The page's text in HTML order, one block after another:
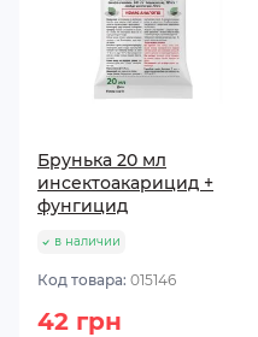
Брунька 20 мл
инсектоакарицид +
фунгицид
в наличии
Код товара: 015146
42 грн